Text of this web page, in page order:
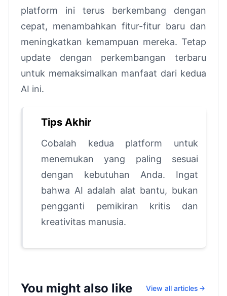
platform ini terus berkembang dengan
cepat, menambahkan fitur-fitur baru dan
meningkatkan kemampuan mereka. Tetap
update dengan perkembangan terbaru
untuk memaksimalkan manfaat dari kedua
AI ini.
Tips Akhir
Cobalah kedua platform untuk
menemukan yang paling sesuai
dengan kebutuhan Anda. Ingat
bahwa AI adalah alat bantu, bukan
pengganti pemikiran kritis dan
kreativitas manusia.
You might also like View all articles